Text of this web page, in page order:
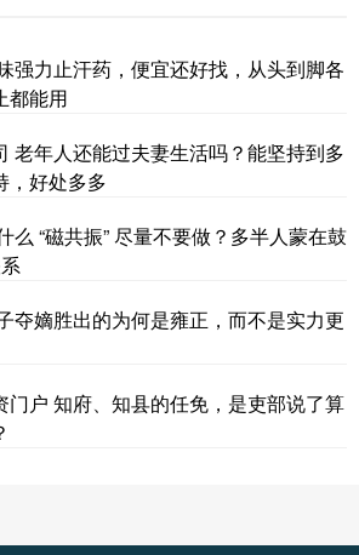
强力止汗药，便宜还好找，从头到脚各
都能用
老年人还能过夫妻生活吗？能坚持到多
，好处多多
么 “磁共振” 尽量不要做？多半人蒙在鼓
夺嫡胜出的为何是雍正，而不是实力更
门户 知府、知县的任免，是吏部说了算